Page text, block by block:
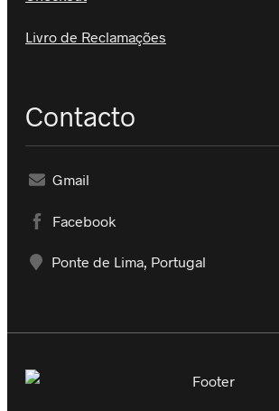
Livro de Reclamações
Contacto
Gmail
Facebook
Ponte de Lima, Portugal